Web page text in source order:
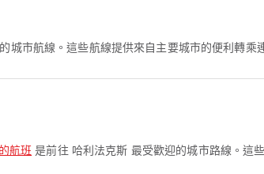
城市航線。這些航線提供來自主要城市的便利轉乘
航班 是前往 哈利法克斯 最受歡迎的城市路線。這